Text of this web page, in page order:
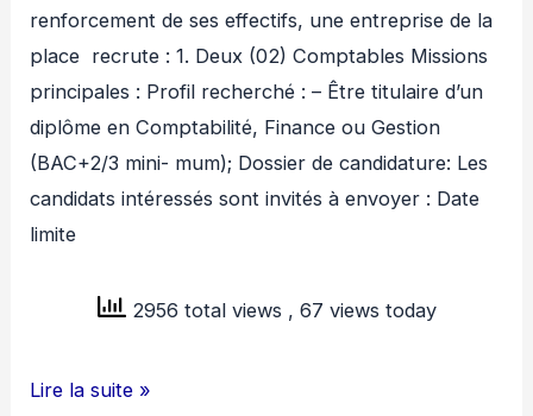
renforcement de ses effectifs, une entreprise de la
place recrute : 1. Deux (02) Comptables Missions
principales : Profil recherché : – Être titulaire d’un
diplôme en Comptabilité, Finance ou Gestion
(BAC+2/3 mini- mum); Dossier de candidature: Les
candidats intéressés sont invités à envoyer : Date
limite
2956 total views , 67 views today
ENTREPRISE
Lire la suite »